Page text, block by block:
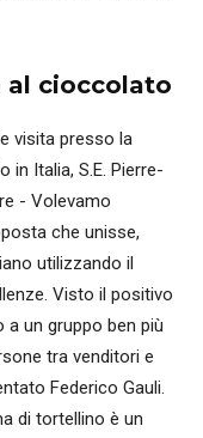
al cioccolato
visita presso la
in Italia, S.E. Pierre-
- Volevamo
che unisse,
utilizzando il
Visto il positivo
un gruppo ben più
tra venditori e
Federico Gauli.
di tortellino è un